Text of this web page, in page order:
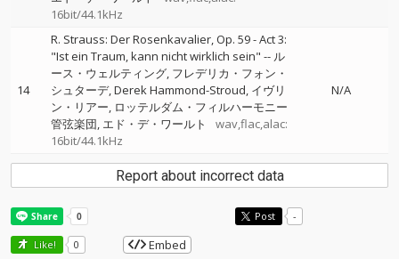
16bit/44.1kHz
14
R. Strauss: Der Rosenkavalier, Op. 59 - Act 3:
"Ist ein Traum, kann nicht wirklich sein" -- ル
ース・ウェルティング フレデリカ・フォン・
シュターデ Derek Hammond-Stroud イヴリ
ン・リアー ロッテルダム・フィルハーモニー
管弦楽団 エド・デ・ワールト
wav,flac,alac:
16bit/44.1kHz
N/A
Report about incorrect data
Post -
Like! 0 Embed